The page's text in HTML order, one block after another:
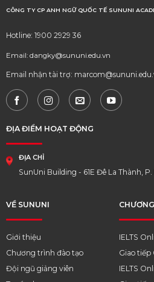
CÔNG TY CP ANH NGỮ QUỐC TẾ SUNUNI
Hotline: 1900 2929 36
Email: dangky@sununi.edu.vn
Email nhận tài trợ:
VỀ SUNUNI
Giới thiệu
Chương trình đào tạo
Đội ngũ giảng viên
ĐỊA ĐIỂM HOẠT ĐỘNG
ĐỊA CHỈ
SunUni Building - 61E Đê La Thành, P.
IELTS
Giao tiếp
IELTS